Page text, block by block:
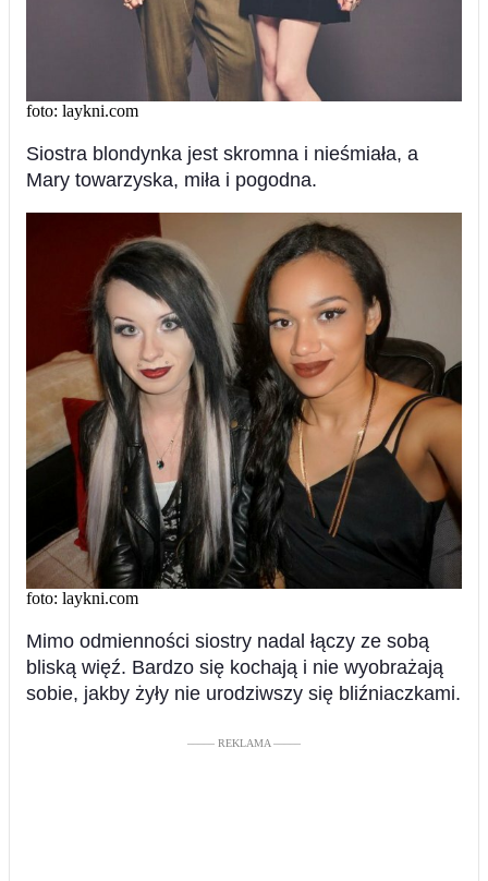
foto: laykni.com
Siostra blondynka jest skromna i nieśmiała, a
Mary towarzyska, miła i pogodna.
foto: laykni.com
Mimo odmienności siostry nadal łączy ze sobą
bliską więź. Bardzo się kochają i nie wyobrażają
sobie, jakby żyły nie urodziwszy się bliźniaczkami.
––––– REKLAMA –––––